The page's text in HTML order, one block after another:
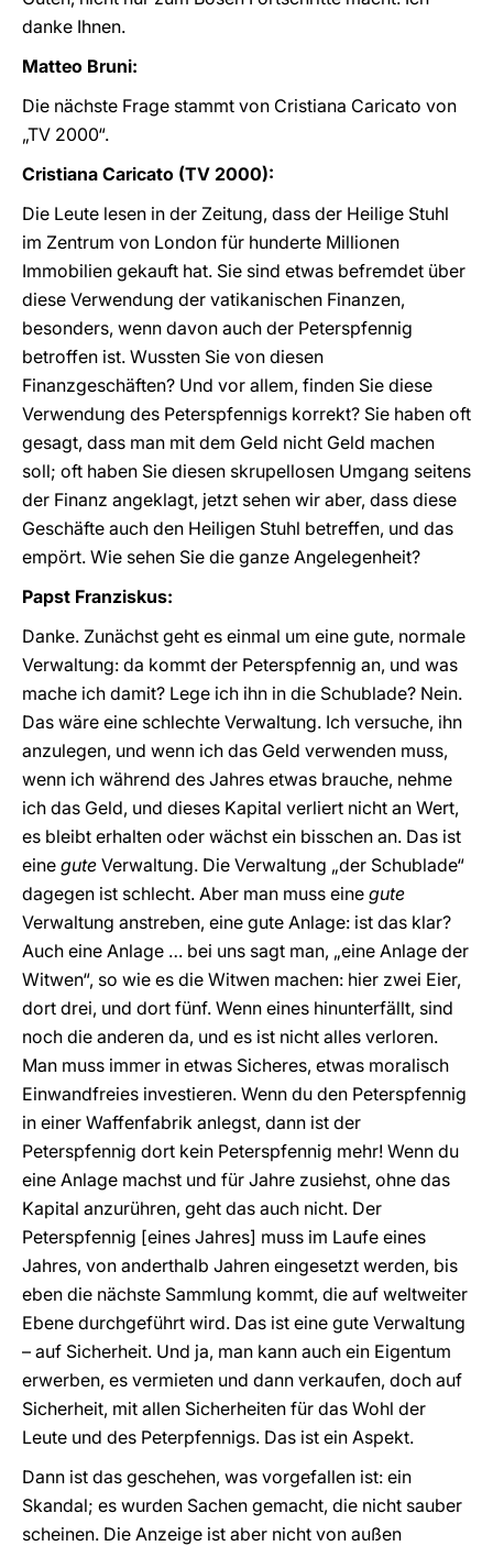
danke Ihnen.
Matteo Bruni:
Die nächste Frage stammt von Cristiana Caricato von
„TV 2000“.
Cristiana Caricato (TV 2000):
Die Leute lesen in der Zeitung, dass der Heilige Stuhl
im Zentrum von London für hunderte Millionen
Immobilien gekauft hat. Sie sind etwas befremdet über
diese Verwendung der vatikanischen Finanzen,
besonders, wenn davon auch der Peterspfennig
betroffen ist. Wussten Sie von diesen
Finanzgeschäften? Und vor allem, finden Sie diese
Verwendung des Peterspfennigs korrekt? Sie haben oft
gesagt, dass man mit dem Geld nicht Geld machen
soll; oft haben Sie diesen skrupellosen Umgang seitens
der Finanz angeklagt, jetzt sehen wir aber, dass diese
Geschäfte auch den Heiligen Stuhl betreffen, und das
empört. Wie sehen Sie die ganze Angelegenheit?
Papst Franziskus:
Danke. Zunächst geht es einmal um eine gute, normale
Verwaltung: da kommt der Peterspfennig an, und was
mache ich damit? Lege ich ihn in die Schublade? Nein.
Das wäre eine schlechte Verwaltung. Ich versuche, ihn
anzulegen, und wenn ich das Geld verwenden muss,
wenn ich während des Jahres etwas brauche, nehme
ich das Geld, und dieses Kapital verliert nicht an Wert,
es bleibt erhalten oder wächst ein bisschen an. Das ist
eine gute Verwaltung. Die Verwaltung „der Schublade“
dagegen ist schlecht. Aber man muss eine gute
Verwaltung anstreben, eine gute Anlage: ist das klar?
Auch eine Anlage … bei uns sagt man, „eine Anlage der
Witwen“, so wie es die Witwen machen: hier zwei Eier,
dort drei, und dort fünf. Wenn eines hinunterfällt, sind
noch die anderen da, und es ist nicht alles verloren.
Man muss immer in etwas Sicheres, etwas moralisch
Einwandfreies investieren. Wenn du den Peterspfennig
in einer Waffenfabrik anlegst, dann ist der
Peterspfennig dort kein Peterspfennig mehr! Wenn du
eine Anlage machst und für Jahre zusiehst, ohne das
Kapital anzurühren, geht das auch nicht. Der
Peterspfennig [eines Jahres] muss im Laufe eines
Jahres, von anderthalb Jahren eingesetzt werden, bis
eben die nächste Sammlung kommt, die auf weltweiter
Ebene durchgeführt wird. Das ist eine gute Verwaltung
– auf Sicherheit. Und ja, man kann auch ein Eigentum
erwerben, es vermieten und dann verkaufen, doch auf
Sicherheit, mit allen Sicherheiten für das Wohl der
Leute und des Peterpfennigs. Das ist ein Aspekt.
Dann ist das geschehen, was vorgefallen ist: ein
Skandal; es wurden Sachen gemacht, die nicht sauber
scheinen. Die Anzeige ist aber nicht von außen